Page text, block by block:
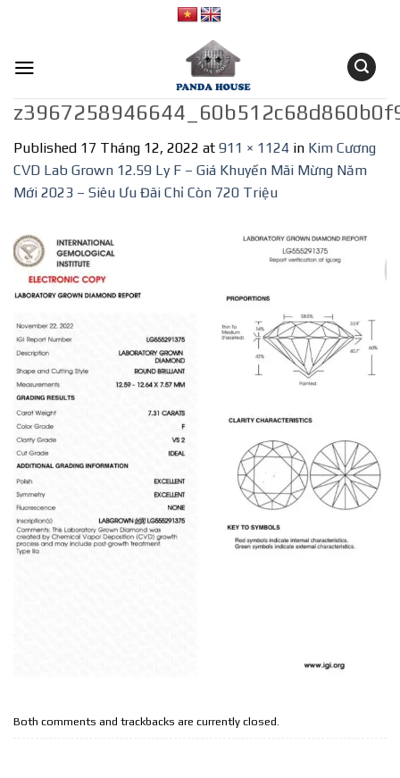
Published 17 Tháng 12, 2022 at 911 × 1124 in Kim Cương
CVD Lab Grown 12.59 Ly F – Giá Khuyến Mãi Mừng Năm
Mới 2023 – Siêu Ưu Đãi Chỉ Còn 720 Triệu
Both comments and trackbacks are currently closed.